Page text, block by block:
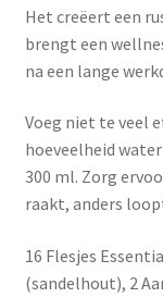
Het creëert een
brengt een
na een lange
Voeg niet te veel
hoeveelheid
300 ml. Zorg
raakt, anders
16 Flesjes
(sandelhout), 2